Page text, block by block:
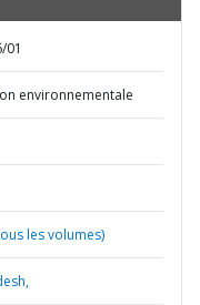
01
environnementale
les volumes)